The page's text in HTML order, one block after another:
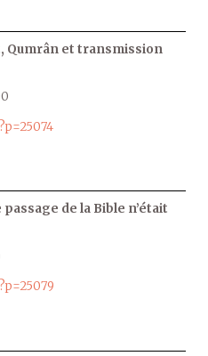
Qumrân et transmission
de la Bible n’était